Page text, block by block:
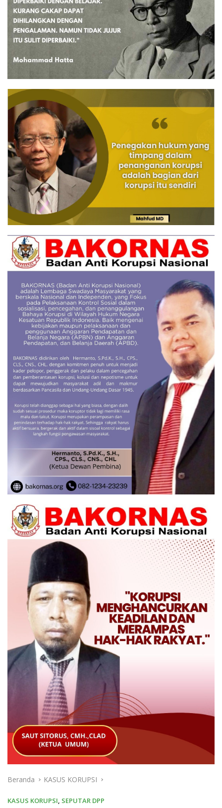
Beranda KASUS KORUPSI
KASUS KORUPSI, SEPUTAR DPP